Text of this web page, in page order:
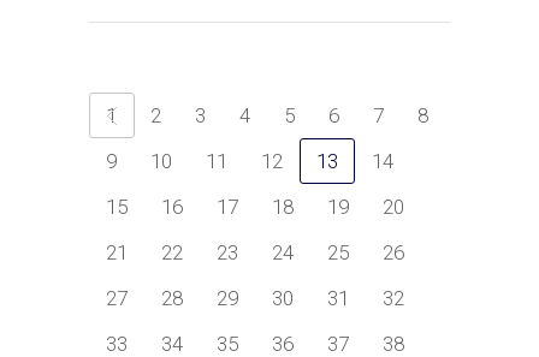
1 2 3 4 5 6 7
8
9
10 11 12 13
14
15
16 17 18 19
20
21
22 23 24 25
26
27
28 29 30 31
32
33
34 35 36 37
38